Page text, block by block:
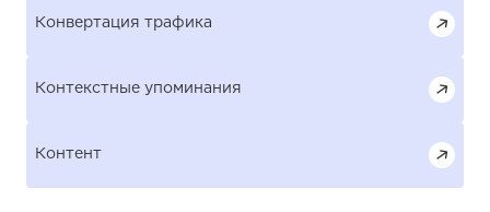
Конвертация трафика
Контекстные упоминания
Контент